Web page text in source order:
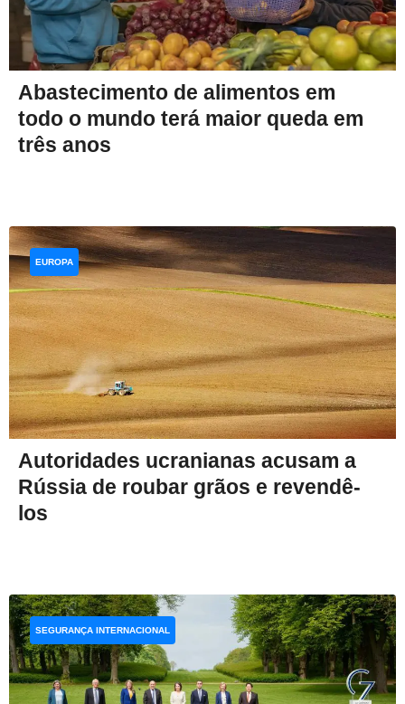
Abastecimento de alimentos em
todo o mundo terá maior queda em
três anos
Autoridades ucranianas acusam a
Rússia de roubar grãos e revendê-
los
EUROPA
SEGURANÇA INTERNACIONAL